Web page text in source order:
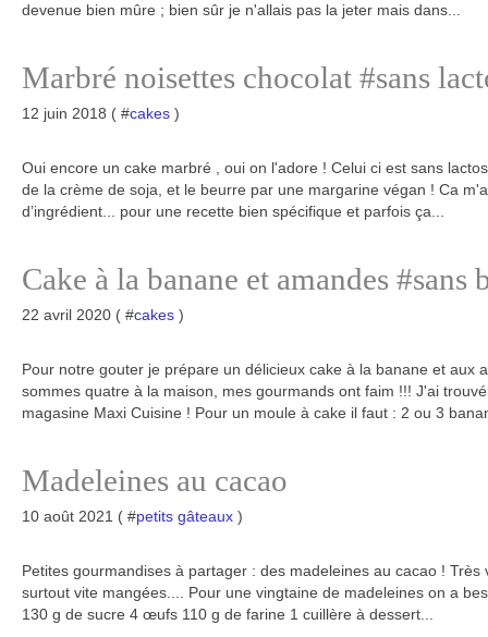
devenue bien mûre ; bien sûr je n'allais pas la jeter mais dans...
Marbré noisettes chocolat #sans
12 juin 2018 ( #cakes )
Oui encore un cake marbré , oui on l'adore ! Celui ci est sans
de la crème de soja, et le beurre par une margarine végan ! Ca
d’ingrédient... pour une recette bien spécifique et parfois ça...
Cake à la banane et amandes #sans
22 avril 2020 ( #cakes )
Pour notre gouter je prépare un délicieux cake à la banane et aux
sommes quatre à la maison, mes gourmands ont faim !!! J'ai
magasine Maxi Cuisine ! Pour un moule à cake il faut : 2 ou 3
Madeleines au cacao
10 août 2021 ( #petits gâteaux )
Petites gourmandises à partager : des madeleines au cacao ! Très
surtout vite mangées.... Pour une vingtaine de madeleines on a
130 g de sucre 4 œufs 110 g de farine 1 cuillère à dessert...